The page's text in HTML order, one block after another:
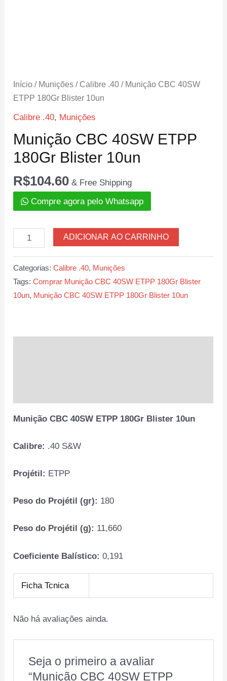
Início / Munições / Calibre .40 / Munição CBC 40SW
ETPP 180Gr Blister 10un
Calibre .40, Munições
Munição CBC 40SW ETPP
180Gr Blister 10un
R$104.60 & Free Shipping
Compre agora pelo Whatsapp
Munição
CBC
ETPP
180Gr
ADICIONAR AO CARRINHO
Categorias:Calibre .40, Munições
Tags:Comprar Munição CBC 40SW ETPP 180Gr Blister
10un, Munição CBC 40SW ETPP 180Gr Blister 10un
Munição CBC 40SW ETPP 180Gr Blister 10un
Calibre: .40 S&W
Projétil: ETPP
Peso do Projétil (gr): 180
Peso do Projétil (g): 11,660
Coeficiente Balístico: 0,191
Ficha Tcnica
Não há avaliações ainda.
Seja o primeiro a avaliar
“Munição CBC 40SW ETPP